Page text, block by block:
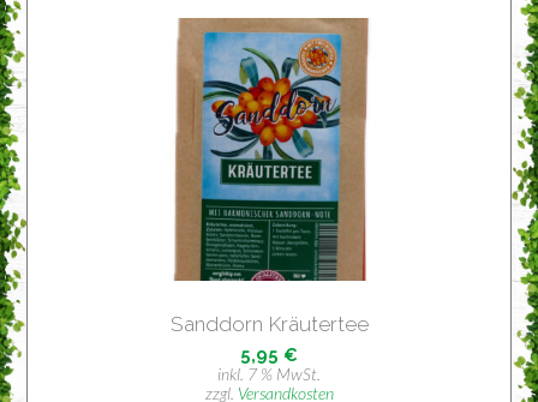
Sand­dorn Kräutertee
5,95 €
inkl. 7 % MwSt.
zzgl. Versandkosten